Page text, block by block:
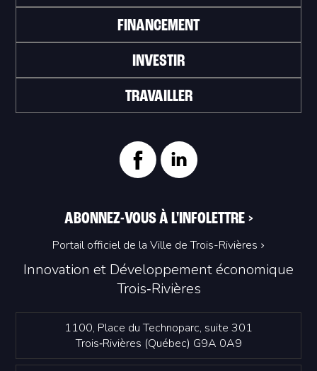
Innovation et Développement économique
Trois‑Rivières
1100, Place du Technoparc, suite 301
Trois‑Rivières (Québec) G9A 0A9
FINANCEMENT
INVESTIR
TRAVAILLER
ABONNEZ-VOUS À L'INFOLETTRE >
Portail officiel de la Ville de Trois-Rivières